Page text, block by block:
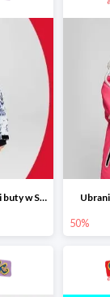
Wyprzedaż na ubrania i buty w Smyku do -70%
50%